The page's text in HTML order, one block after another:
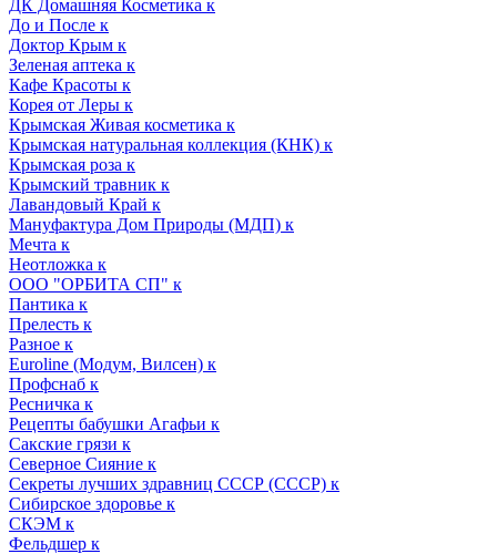
ДК Домашняя Косметика к
До и После к
Доктор Крым к
Зеленая аптека к
Кафе Красоты к
Корея от Леры к
Крымская Живая косметика к
Крымская натуральная коллекция (КНК) к
Крымская роза к
Крымский травник к
Лавандовый Край к
Мануфактура Дом Природы (МДП) к
Мечта к
Неотложка к
ООО "ОРБИТА СП" к
Пантика к
Прелесть к
Разное к
Euroline (Модум, Вилсен) к
Профснаб к
Ресничка к
Рецепты бабушки Агафьи к
Сакские грязи к
Северное Сияние к
Секреты лучших здравниц СССР (СССР) к
Сибирское здоровье к
СКЭМ к
Фельдшер к